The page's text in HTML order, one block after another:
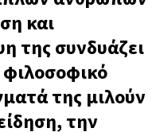
και
της συνδυάζει
φιλοσοφικό
της μιλούν
την